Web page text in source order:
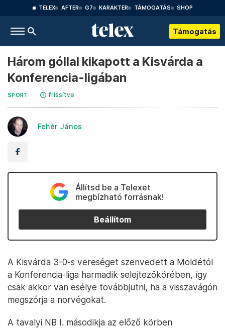
TELEX AFTER G7 KARAKTER TÁMOGATÁS SHOP
Támogatás
Három góllal kikapott a Kisvárda a
Konferencia-ligában
SPORT frissítve
Fehér János
Állítsd be a Telexet
megbízható forrásnak!
Beállítom
A Kisvárda 3-0-s vereséget szenvedett a Moldétól
a Konferencia-liga harmadik selejtezőkörében, így
csak akkor van esélye továbbjutni, ha a visszavágón
megszórja a norvégokat.
A tavalyi NB I. másodikja az előző körben